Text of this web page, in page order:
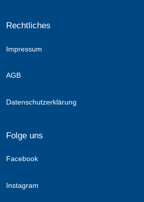
Rechtliches
Impressum
AGB
Datenschutzerklärung
Folge uns
Facebook
Instagram